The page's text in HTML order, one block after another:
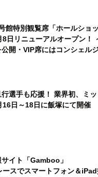
館特別観覧席「ホールショ
日リニューアルオープン！
開・VIP席にはコンシェル
選手も応援！ 業界初、ミッ
16日～18日に飯塚にて開催
サイト「Gamboo」
スでスマートフォン＆iPad